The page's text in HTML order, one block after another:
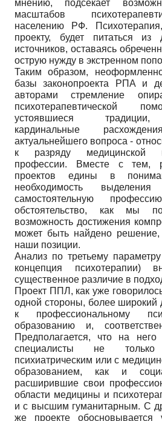
мнению, подсекает
масштабов
населению РФ.
проекту, будет питаться из
источников, оставаясь
острую нужду в экстренном
Таким образом,
базы законопроекта РПА и
авторами стремление
устоявшиеся традиции,
кардинальные
актуальнейшего вопроса -
к разряду медицинской
профессии. Вместе с тем,
проектов едины в
необходимость
самостоятельную
обстоятельство, как мы
возможность достижения
может быть найдено решение,
наши позиции.
Анализ по третьему
концепция психотерапии)
существенное различие в
Проект ППЛ, как уже
одной стороны, более широкий
к профессиональному
образованию и,
Предполагается, что на него
специалисты не
психиатрическим или с
образованием, как и
расширившие свои
области медицины и
и с высшим гуманитарным. С
же проекте обосновывается